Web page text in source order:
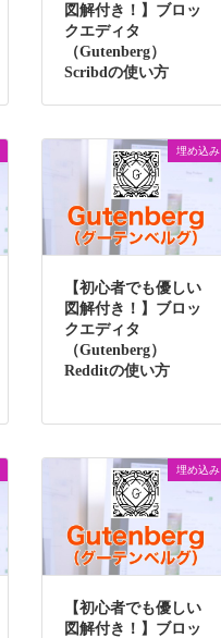
図解付き！】ブロッ
クエディタ
（Gutenberg）
Scribdの使い方
埋め込み
【初心者でも優しい
図解付き！】ブロッ
クエディタ
（Gutenberg）
Redditの使い方
埋め込み
【初心者でも優しい
図解付き！】ブロッ